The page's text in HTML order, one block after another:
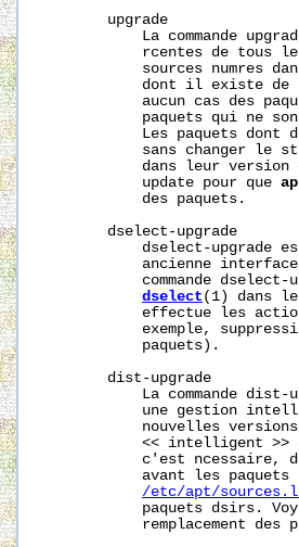
       upgrade
La commande
rcentes de tous
sources numres
dont il existe de
aucun cas des
paquets qui ne
Les paquets dont
sans changer le
dans leur version
           update pour que
           des paquets.
       dselect-upgrade
dselect-upgrade
ancienne
commande dselect-
dselect (1) dans
effectue les
exemple,
           paquets).
       dist-upgrade
La commande dist-
une gestion
nouvelles
<< intelligent >>
c'est ncessaire,
avant les paquets
/etc/apt/
paquets dsirs.
remplacement des